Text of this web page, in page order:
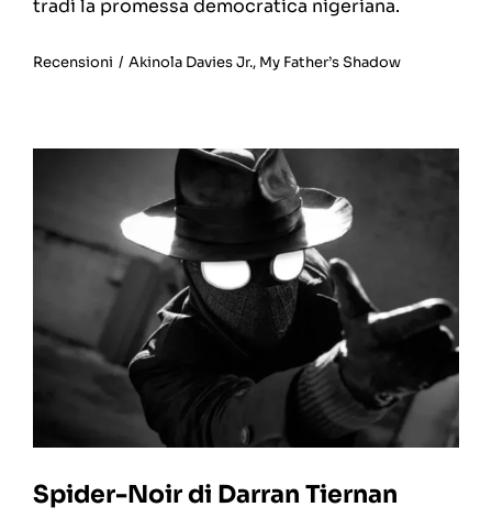
tradì la promessa democratica nigeriana.
Recensioni / Akinola Davies Jr., My Father’s Shadow
Spider-Noir di Darran Tiernan